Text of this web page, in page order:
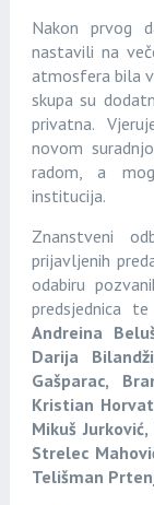
Nakon prvog
nastavili na
atmosfera bila
skupa su
privatna.
novom
radom, a
institucija.
Znanstveni
prijavljenih
odabiru
predsjednica
Andreina
Darija
Gašparac,
Kristian
Mikuš
Strelec
Telišman